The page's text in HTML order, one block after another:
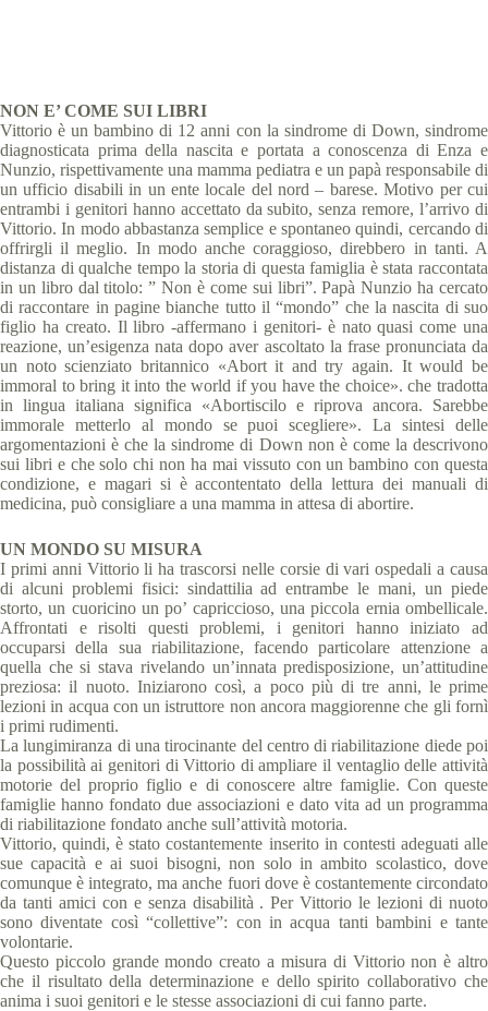
NON E’ COME SUI LIBRI
Vittorio è un bambino di 12 anni con la sindrome di Down, sindrome
diagnosticata prima della nascita e portata a conoscenza di Enza e
Nunzio, rispettivamente una mamma pediatra e un papà responsabile di
un ufficio disabili in un ente locale del nord – barese. Motivo per cui
entrambi i genitori hanno accettato da subito, senza remore, l’arrivo di
Vittorio. In modo abbastanza semplice e spontaneo quindi, cercando di
offrirgli il meglio. In modo anche coraggioso, direbbero in tanti. A
distanza di qualche tempo la storia di questa famiglia è stata raccontata
in un libro dal titolo: ” Non è come sui libri”. Papà Nunzio ha cercato
di raccontare in pagine bianche tutto il “mondo” che la nascita di suo
figlio ha creato. Il libro -affermano i genitori- è nato quasi come una
reazione, un’esigenza nata dopo aver ascoltato la frase pronunciata da
un noto scienziato britannico «Abort it and try again. It would be
immoral to bring it into the world if you have the choice». che tradotta
in lingua italiana significa «Abortiscilo e riprova ancora. Sarebbe
immorale metterlo al mondo se puoi scegliere». La sintesi delle
argomentazioni è che la sindrome di Down non è come la descrivono
sui libri e che solo chi non ha mai vissuto con un bambino con questa
condizione, e magari si è accontentato della lettura dei manuali di
medicina, può consigliare a una mamma in attesa di abortire.
UN MONDO SU MISURA
I primi anni Vittorio li ha trascorsi nelle corsie di vari ospedali a causa
di alcuni problemi fisici: sindattilia ad entrambe le mani, un piede
storto, un cuoricino un po’ capriccioso, una piccola ernia ombellicale.
Affrontati e risolti questi problemi, i genitori hanno iniziato ad
occuparsi della sua riabilitazione, facendo particolare attenzione a
quella che si stava rivelando un’innata predisposizione, un’attitudine
preziosa: il nuoto. Iniziarono così, a poco più di tre anni, le prime
lezioni in acqua con un istruttore non ancora maggiorenne che gli fornì
i primi rudimenti.
La lungimiranza di una tirocinante del centro di riabilitazione diede poi
la possibilità ai genitori di Vittorio di ampliare il ventaglio delle attività
motorie del proprio figlio e di conoscere altre famiglie. Con queste
famiglie hanno fondato due associazioni e dato vita ad un programma
di riabilitazione fondato anche sull’attività motoria.
Vittorio, quindi, è stato costantemente inserito in contesti adeguati alle
sue capacità e ai suoi bisogni, non solo in ambito scolastico, dove
comunque è integrato, ma anche fuori dove è costantemente circondato
da tanti amici con e senza disabilità . Per Vittorio le lezioni di nuoto
sono diventate così “collettive”: con in acqua tanti bambini e tante
volontarie.
Questo piccolo grande mondo creato a misura di Vittorio non è altro
che il risultato della determinazione e dello spirito collaborativo che
anima i suoi genitori e le stesse associazioni di cui fanno parte.